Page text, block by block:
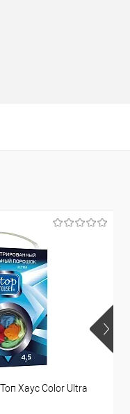
Хаус Color Ultra